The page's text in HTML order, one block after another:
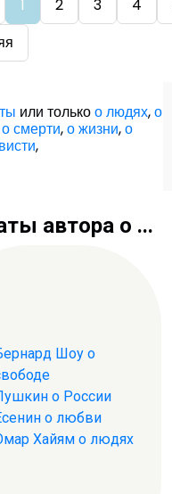
1 2 3 4
или толькоо людях,о
о смерти,о жизни,о
,
автора о ...
Шоу о
о России
о любви
Хайям о людях